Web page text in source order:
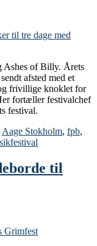
Ashes of Billy. Årets
afsted med et
frivillige knoklet for
fortæller festivalchef
festival.
Aage Stokholm, fpb,
til